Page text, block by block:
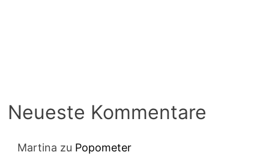
Neueste Kommentare
Martina zu Popometer